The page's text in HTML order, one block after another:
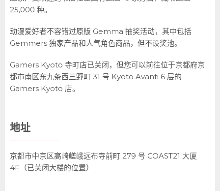
25,000 种。
动漫爱好者不容错过原版 Gemma 抽奖活动，其中包括
Gemmers 独家产品和人气角色商品，但不设奖池。
Gamers Kyoto 寺町店已关闭，但您可以前往位于京都府京
都市南区东九条西三野町 31 号 Kyoto Avanti 6 层的
Gamers Kyoto 店。
地址
京都市中京区高崎嵯峨远布寺前町 279 号 COAST21 大厦
4F（已关闭大楼的位置）